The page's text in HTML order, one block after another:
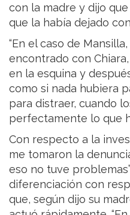
con la madre y dijo
que la había dejado
“En el caso de
encontrado con
en la esquina y
como si nada hubiera
para distraer, cuando
perfectamente lo que
Con respecto a la
me tomaron la
eso no tuve
diferenciación con
que, según dijo su